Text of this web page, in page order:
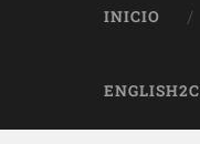
INICIO